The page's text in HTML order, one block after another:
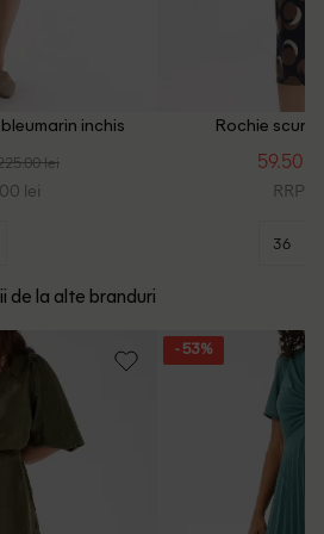
inchis
lei
lei
Rochie
59.50
RRP:
36
de la alte branduri
- 53%